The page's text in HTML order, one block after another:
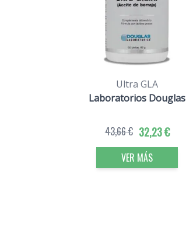
Ultra GLA
Laboratorios Douglas
32,23 €
43,66 €
VER MÁS